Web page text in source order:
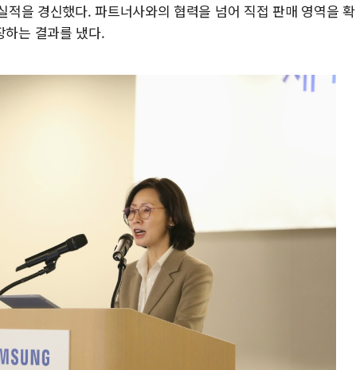
적을 경신했다. 파트너사와의 협력을 넘어 직접 판매 영역을 확
하는 결과를 냈다.